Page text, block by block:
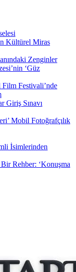
Kültürel Miras
Zenginler
‘Güz
Film Festivali’nde
Giriş Sınavı
Mobil Fotoğrafçılık
İsimlerinden
Rehber: ‘Konuşma